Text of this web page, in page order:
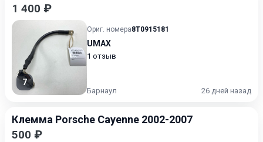
1 400 ₽
7
Ориг. номера8T0915181
UMAX
1 отзыв
Барнаул 26 дней назад
Клемма Porsche Cayenne 2002-2007
500 ₽